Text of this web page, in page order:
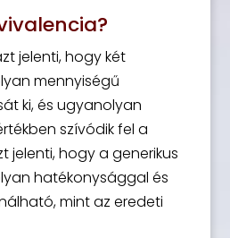
jelenti, hogy két
mennyiségű
ki, és ugyanolyan
szívódik fel a
jelenti, hogy a generikus
hatékonysággal és
mint az eredeti